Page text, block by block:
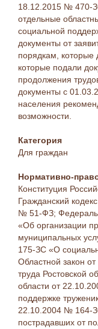
18.12.2015 № 470-
отдельные
социальной
документы от
порядкам, которые
которые подали
продолжения
документы с
населения
возможности.
Категория
Для граждан
Нормативно-
Конституция
Гражданский
№ 51-ФЗ;
«Об организации
муниципальных
175-ЗС «О
Областной закон
труда Ростовской
области от
поддержке
22.10.2004 № 164-
пострадавших от